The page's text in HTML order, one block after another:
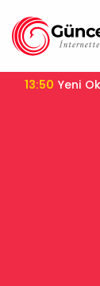
13:50